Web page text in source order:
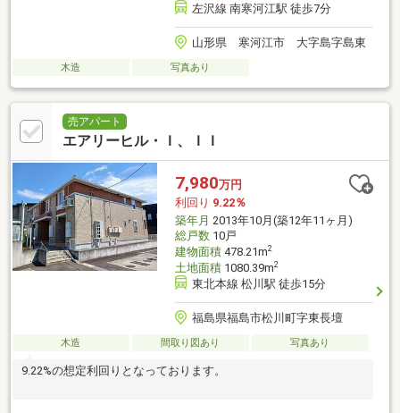
左沢線 南寒河江駅 徒歩7分
山形県 寒河江市 大字島字島東
木造 写真あり
売アパート
エアリーヒル・Ｉ、ＩＩ
7,980万円
利回り 9.22％
築年月 2013年10月(築12年11ヶ月)
総戸数10戸
建物面積478.21m2
土地面積1080.39m2
東北本線 松川駅 徒歩15分
福島県福島市松川町字東長壇
木造 間取り図あり 写真あり
9.22%の想定利回りとなっております。